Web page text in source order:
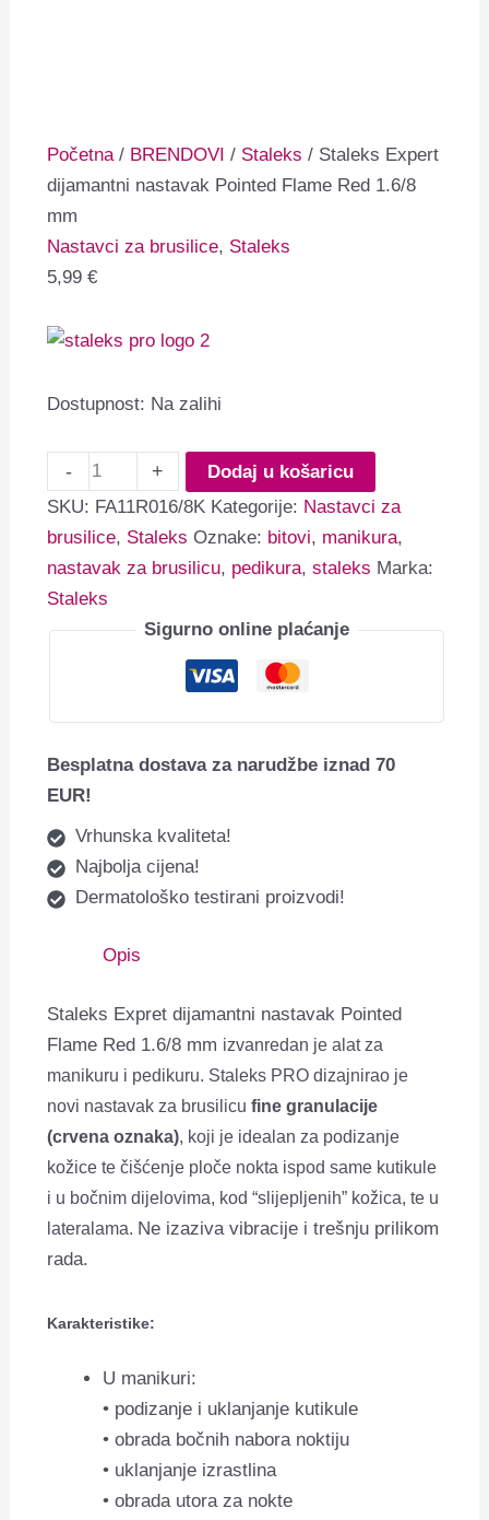
Početna / BRENDOVI / Staleks / Staleks Expert
dijamantni nastavak Pointed Flame Red 1.6/8
mm
Nastavci za brusilice, Staleks
5,99€
Dostupnost: Na zalihi
- +
Dodaj u košaricu
SKU: FA11R016/8K Kategorije: Nastavci za
brusilice, Staleks Oznake: bitovi, manikura,
nastavak za brusilicu, pedikura,staleks Marka:
Staleks
Sigurno online plaćanje
Besplatna dostava za narudžbe iznad 70
EUR!
Vrhunska kvaliteta!
Najbolja cijena!
Dermatološko testirani proizvodi!
Opis
Staleks Expret dijamantni nastavak Pointed
Flame Red 1.6/8 mm izvanredan je alat za
manikuru i pedikuru. Staleks PRO dizajnirao je
novi nastavak za brusilicufine granulacije
(crvena oznaka), koji je idealan za podizanje
kožice te čišćenje ploče nokta ispod same kutikule
i u bočnim dijelovima, kod “slijepljenih” kožica, te u
lateralama. Ne izaziva vibracije i trešnju prilikom
rada.
Karakteristike:
U manikuri:
• podizanje i uklanjanje kutikule
• obrada bočnih nabora noktiju
• uklanjanje izrastlina
• obrada utora za nokte